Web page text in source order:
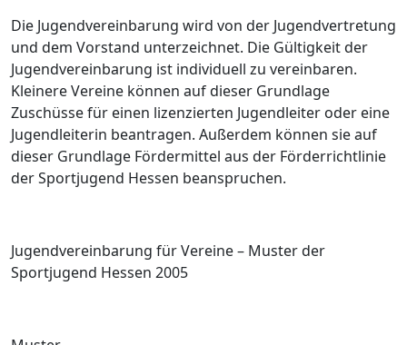
Die Jugendvereinbarung wird von der Jugendvertretung
und dem Vorstand unterzeichnet. Die Gültigkeit der
Jugendvereinbarung ist individuell zu vereinbaren.
Kleinere Vereine können auf dieser Grundlage
Zuschüsse für einen lizenzierten Jugendleiter oder eine
Jugendleiterin beantragen. Außerdem können sie auf
dieser Grundlage Fördermittel aus der Förderrichtlinie
der Sportjugend Hessen beanspruchen.
Jugendvereinbarung für Vereine – Muster der
Sportjugend Hessen 2005